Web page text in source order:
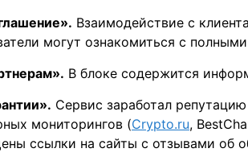
Взаимодействие с
могут ознакомиться с
В блоке содержится
Сервис заработал
мониторингов (Crypto.ru,
ссылки на сайты с отзывами об